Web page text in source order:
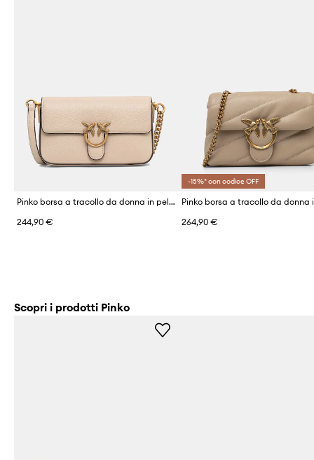
Pinko borsa a tracollo da donna in pelle
244,90 €
-15%* con codice OFF
264,90 €
Scopri i prodotti Pinko